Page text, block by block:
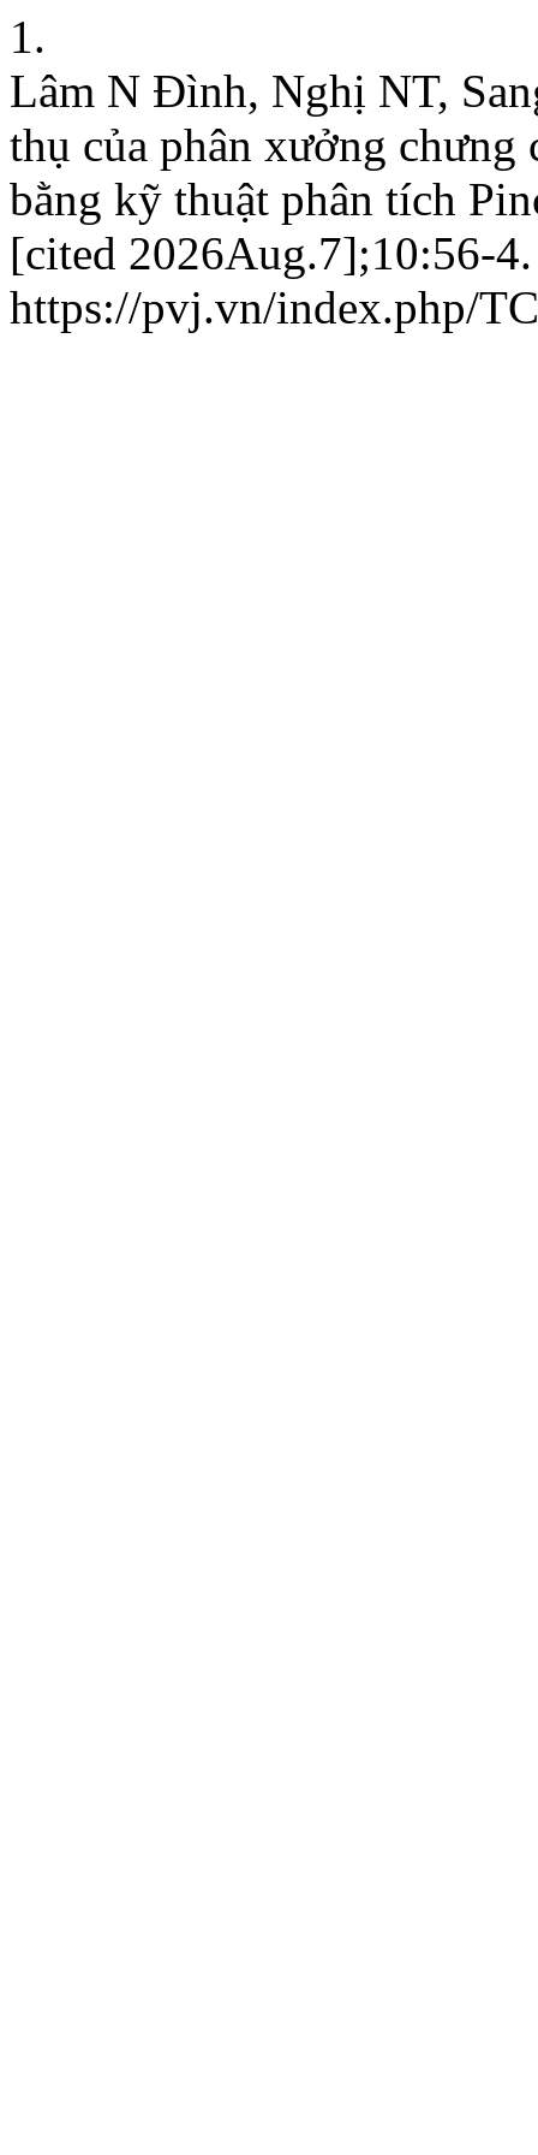
1.
Lâm N Đình, Nghị NT,
thụ của phân xưởng chưng
bằng kỹ thuật phân tích
[cited 2026Aug.7];10:56-
https://pvj.vn/index.php/